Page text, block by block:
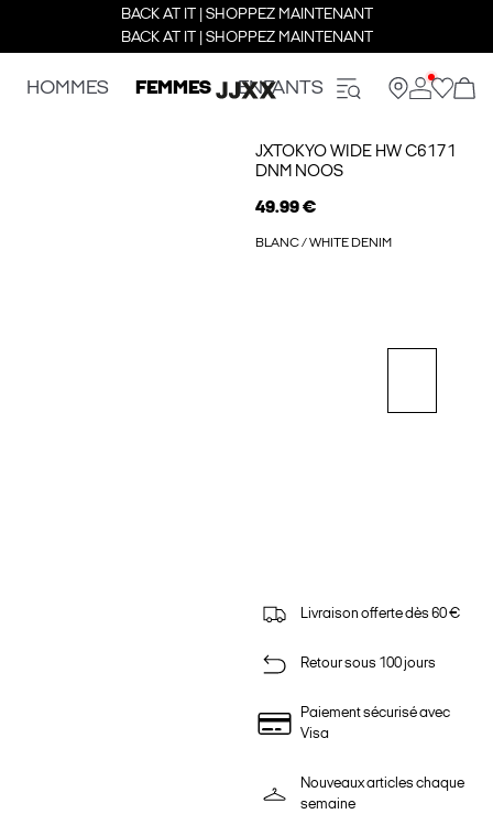
BACK AT IT | SHOPPEZ MAINTENANT
BACK AT IT | SHOPPEZ MAINTENANT
HOMMES FEMMES ENFANTS
JXTOKYO WIDE HW C6171
DNM NOOS
49.99 €
BLANC / WHITE DENIM
Livraison offerte dès 60 €
Retour sous 100 jours
Paiement sécurisé avec
Visa
Nouveaux articles chaque
semaine